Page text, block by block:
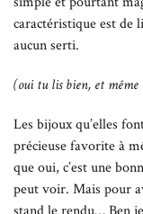
caractéristique est de
aucun serti.
(oui tu lis bien, et
Les bijoux qu’elles
précieuse favorite à
que oui, c’est une
peut voir. Mais pour